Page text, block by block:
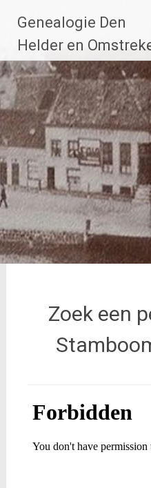
naar
inhoud
Genealogie Den
Helder en
Zoek een